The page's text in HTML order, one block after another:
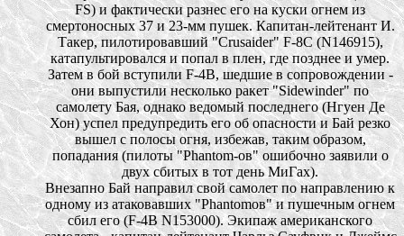
FS) и фактически разнес его на куски огнем из
смертоносных 37 и 23-мм пушек. Капитан-лейтенант И.
Такер, пилотировавший "Crusaider" F-8С (N146915),
катапультировался и попал в плен, где позднее и умер.
Затем в бой вступили F-4B, шедшие в сопровождении -
они выпустили несколько ракет "Sidewinder" по
самолету Бая, однако ведомый последнего (Нгуен Де
Хон) успел предупредить его об опасности и Бай резко
вышел с полосы огня, избежав, таким образом,
попадания (пилоты "Phantom-ов" ошибочно заявили о
двух сбитых в тот день МиГах).
Внезапно Бай направил свой самолет по направлению к
одному из атаковавших "Phantomов" и пушечным огнем
сбил его (F-4B N153000). Экипаж американского